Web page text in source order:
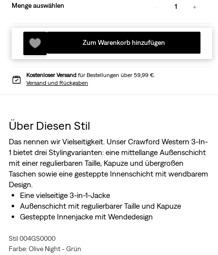
Menge auswählen 1
Zum Warenkorb hinzufügen
Kostenloser Versand für Bestellungen über 59,99 €.
Versand und Rückgaben
Über Diesen Stil
Das nennen wir Vielseitigkeit. Unser Crawford Western 3-In-
1 bietet drei Stylingvarianten: eine mittellange Außenschicht
mit einer regulierbaren Taille, Kapuze und übergroßen
Taschen sowie eine gesteppte Innenschicht mit wendbarem
Design.
Eine vielseitige 3-in-1-Jacke
Außenschicht mit regulierbarer Taille und Kapuze
Gesteppte Innenjacke mit Wendedesign
Stil 004GS0000
Farbe: Olive Night - Grün